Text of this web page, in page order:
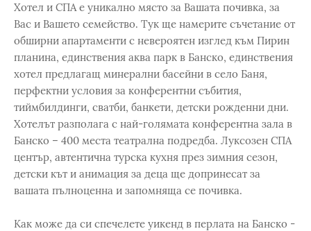
Хотел и СПА е уникално място за Вашата почивка, за
Вас и Вашето семейство. Тук ще намерите съчетание от
обширни апартаменти с невероятен изглед към Пирин
планина, единствения аква парк в Банско, единствения
хотел предлагащ минерални басейни в село Баня,
перфектни условия за конферентни събития,
тиймбилдинги, сватби, банкети, детски рожденни дни.
Хотелът разполага с най-голямата конферентна зала в
Банско – 400 места театрална подредба. Луксозен СПА
център, автентична турска кухня през зимния сезон,
детски кът и анимация за деца ще допринесат за
вашата пълноценна и запомняща се почивка.
Как може да си спечелете уикенд в перлата на Банско -